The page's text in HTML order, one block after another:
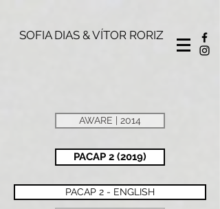
SOFIA DIAS & VÍTOR RORIZ
AWARE | 2014
PACAP 2 (2019)
PACAP 2 - ENGLISH